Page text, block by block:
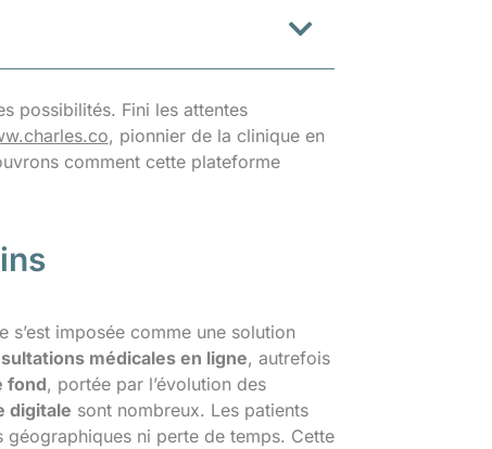
possibilités. Fini les attentes
, pionnier de la clinique en
comment cette plateforme
s’est imposée comme une solution
médicales en ligne, autrefois
fond, portée par l’évolution des
digitale sont nombreux. Les patients
géographiques ni perte de temps. Cette